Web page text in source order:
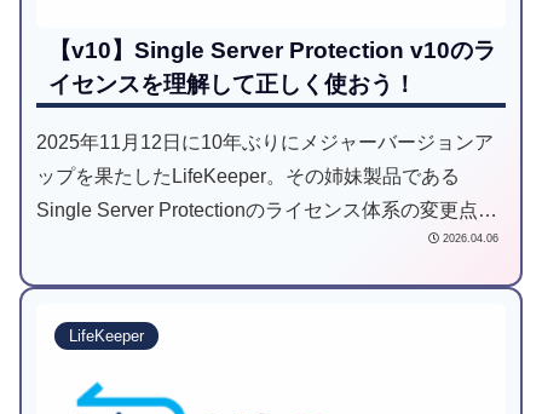
【v10】Single Server Protection v10のラ
イセンスを理解して正しく使おう！
2025年11月12日に10年ぶりにメジャーバージョンア
ップを果たしたLifeKeeper。その姉妹製品である
Single Server Protectionのライセンス体系の変更点に
2026.04.06
LifeKeeper